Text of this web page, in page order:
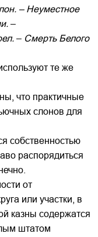
– Неуместное
–
– Смерть Белого
те же
что практичные
слонов для
собственностью
распорядиться
от
или участки, в
казны содержатся
штатом